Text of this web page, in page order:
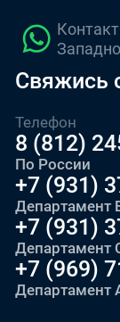
Свяжись
Телефон
8 (812)
По России
+7 (931)
Департамент
+7 (931)
Департамент
+7 (969)
Департамент